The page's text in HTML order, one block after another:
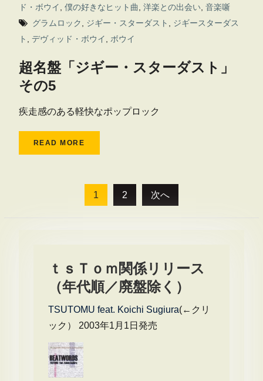
ド・ボウイ 僕の好きなヒット曲 洋楽との出会い 音楽噺
グラムロック
ジギー・スターダスト
ジギースターダス
ト
デヴィッド・ボウイ ボウイ
超名盤「ジギー・スターダスト」
その5
疾走感のある軽快なポップロック
READ MORE
1 2 次へ
ｔｓＴｏｍ関係リリース
（年代順／廃盤除く）
TSUTOMU feat. Koichi Sugiura(←クリ
ック） 2003年1月1日発売